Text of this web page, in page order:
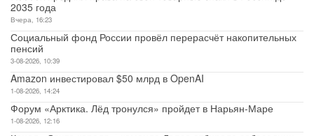
2035 года
Вчера, 16:23
Социальный фонд России провёл перерасчёт накопительных
пенсий
3-08-2026, 10:39
Amazon инвестировал $50 млрд в OpenAI
1-08-2026, 14:24
Форум «Арктика. Лёд тронулся» пройдет в Нарьян-Маре
1-08-2026, 12:16